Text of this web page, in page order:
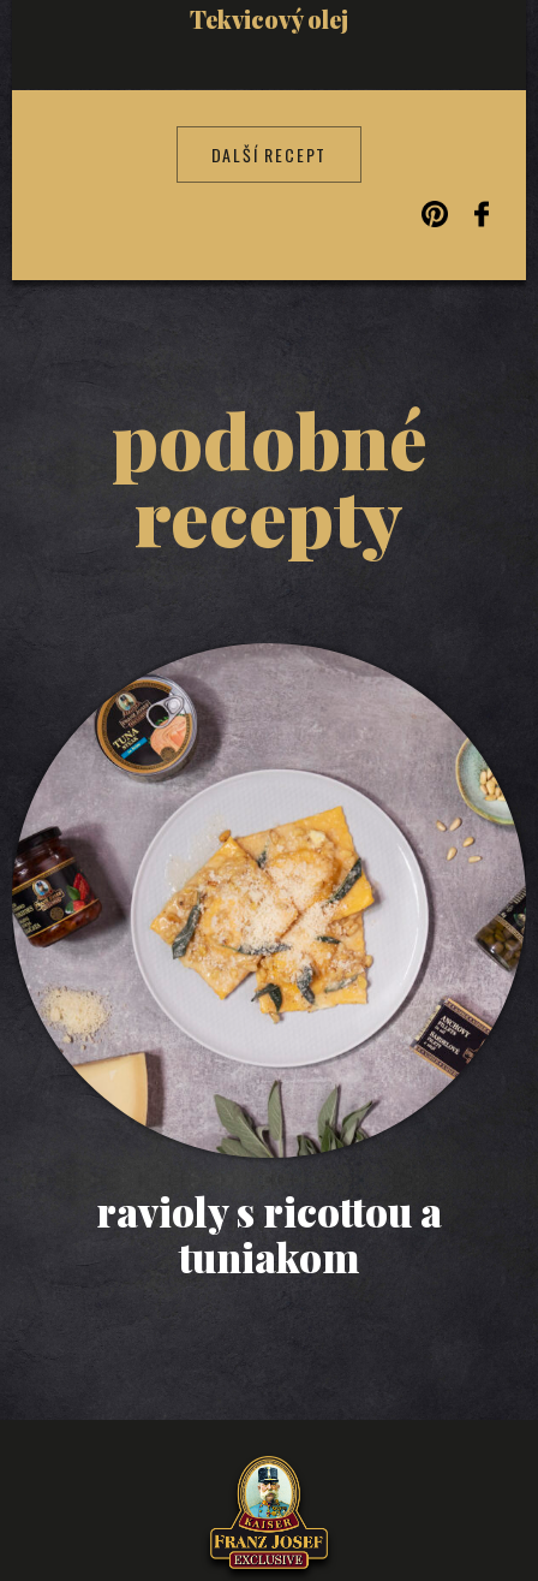
Tekvicový olej
DALŠÍ RECEPT
podobné
recepty
ravioly s ricottou a
tuniakom